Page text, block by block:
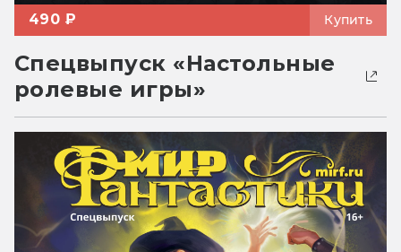
490 ₽ Купить
Спецвыпуск «Настольные
ролевые игры»